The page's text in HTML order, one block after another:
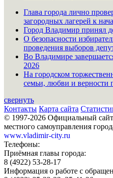
Глава города лично
загородных лагерей к
Город Владимир принял
О безопасности
проведения выборов
Во Владимире
2026
На городском
семьи, любви и верности
свернуть
Контакты Карта сайта
© 1997-2026 Официальный
местного самоуправления
www.vladimir-city.ru
Телефоны:
Приёмная главы города:
8 (4922) 53-28-17
Информация о работе с